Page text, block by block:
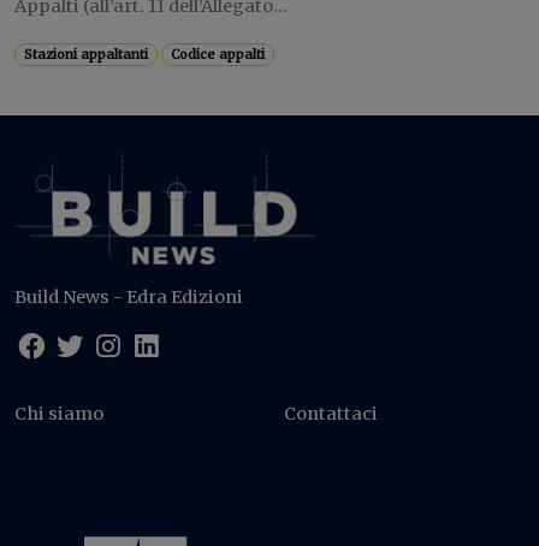
Appalti (all’art. 11 dell’Allegato...
Stazioni appaltanti Codice appalti
Build News - Edra Edizioni
Chi siamo Contattaci